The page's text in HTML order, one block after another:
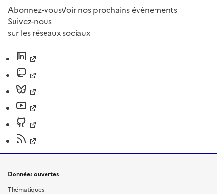
Abonnez-vousVoir nos prochains évènements
Suivez-nous
sur les réseaux sociaux
Données ouvertes
Thématiques